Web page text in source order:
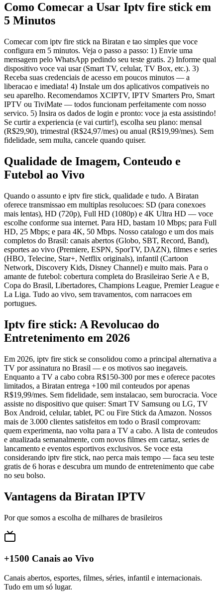
Como Comecar a Usar Iptv fire stick em
5 Minutos
Comecar com iptv fire stick na Biratan e tao simples que voce
configura em 5 minutos. Veja o passo a passo: 1) Envie uma
mensagem pelo WhatsApp pedindo seu teste gratis. 2) Informe qual
dispositivo voce vai usar (Smart TV, celular, TV Box, etc.). 3)
Receba suas credenciais de acesso em poucos minutos — a
liberacao e imediata! 4) Instale um dos aplicativos compativeis no
seu aparelho. Recomendamos XCIPTV, IPTV Smarters Pro, Smart
IPTV ou TiviMate — todos funcionam perfeitamente com nosso
servico. 5) Insira os dados de login e pronto: voce ja esta assistindo!
Se curtir a experiencia (e vai curtir!), escolha seu plano: mensal
(R$29,90), trimestral (R$24,97/mes) ou anual (R$19,99/mes). Sem
fidelidade, sem multa, cancele quando quiser.
Qualidade de Imagem, Conteudo e
Futebol ao Vivo
Quando o assunto e iptv fire stick, qualidade e tudo. A Biratan
oferece transmissao em multiplas resolucoes: SD (para conexoes
mais lentas), HD (720p), Full HD (1080p) e 4K Ultra HD — voce
escolhe conforme sua internet. Para HD, bastam 10 Mbps; para Full
HD, 25 Mbps; e para 4K, 50 Mbps. Nosso catalogo e um dos mais
completos do Brasil: canais abertos (Globo, SBT, Record, Band),
esportes ao vivo (Premiere, ESPN, SporTV, DAZN), filmes e series
(HBO, Telecine, Star+, Netflix originals), infantil (Cartoon
Network, Discovery Kids, Disney Channel) e muito mais. Para o
amante de futebol: cobertura completa do Brasileirao Serie A e B,
Copa do Brasil, Libertadores, Champions League, Premier League e
La Liga. Tudo ao vivo, sem travamentos, com narracoes em
portugues.
Iptv fire stick: A Revolucao do
Entretenimento em 2026
Em 2026, iptv fire stick se consolidou como a principal alternativa a
TV por assinatura no Brasil — e os motivos sao inegaveis.
Enquanto a TV a cabo cobra R$150-300 por mes e oferece pacotes
limitados, a Biratan entrega +100 mil conteudos por apenas
R$19,99/mes. Sem fidelidade, sem instalacao, sem burocracia. Voce
assiste no dispositivo que quiser: Smart TV Samsung ou LG, TV
Box Android, celular, tablet, PC ou Fire Stick da Amazon. Nossos
mais de 3.000 clientes satisfeitos em todo o Brasil comprovam:
quem experimenta, nao volta para a TV a cabo. A lista de conteudos
e atualizada semanalmente, com novos filmes em cartaz, series de
lancamento e eventos esportivos exclusivos. Se voce esta
considerando iptv fire stick, nao perca mais tempo — faca seu teste
gratis de 6 horas e descubra um mundo de entretenimento que cabe
no seu bolso.
Vantagens da Biratan IPTV
Por que somos a escolha de milhares de brasileiros
+1500 Canais ao Vivo
Canais abertos, esportes, filmes, séries, infantil e internacionais.
Tudo em um só lugar.